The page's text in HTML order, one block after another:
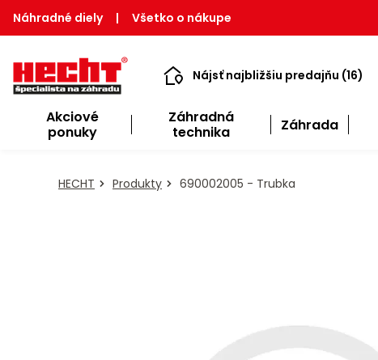
Náhradné diely | Všetko o nákupe
Nájsť najbližšiu predajňu (16)
Akciové
ponuky
Záhradná
technika
Záhrada
HECHT Produkty 690002005 - Trubka